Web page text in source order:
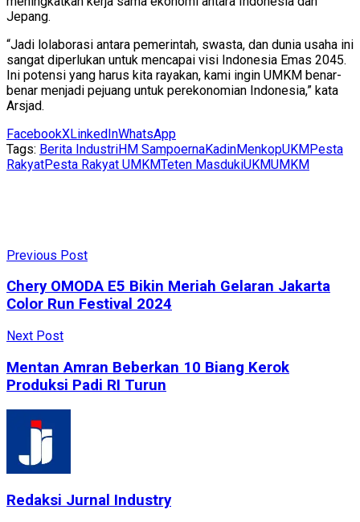
Jepang.
“Jadi lolaborasi antara pemerintah, swasta, dan dunia usaha ini
sangat diperlukan untuk mencapai visi Indonesia Emas 2045.
Ini potensi yang harus kita rayakan, kami ingin UMKM benar-
benar menjadi pejuang untuk perekonomian Indonesia,” kata
Arsjad.
FacebookXLinkedInWhatsApp
Tags: Berita IndustriHM SampoernaKadinMenkopUKMPesta
RakyatPesta Rakyat UMKMTeten MasdukiUKMUMKM
Previous Post
Chery OMODA E5 Bikin Meriah Gelaran Jakarta
Color Run Festival 2024
Next Post
Mentan Amran Beberkan 10 Biang Kerok
Produksi Padi RI Turun
Redaksi Jurnal Industry